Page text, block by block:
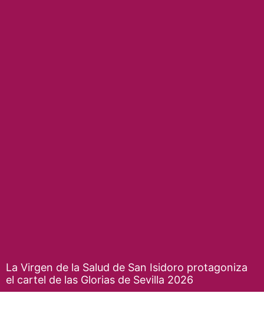
La Virgen de la Salud de San Isidoro protagoniza
el cartel de las Glorias de Sevilla 2026